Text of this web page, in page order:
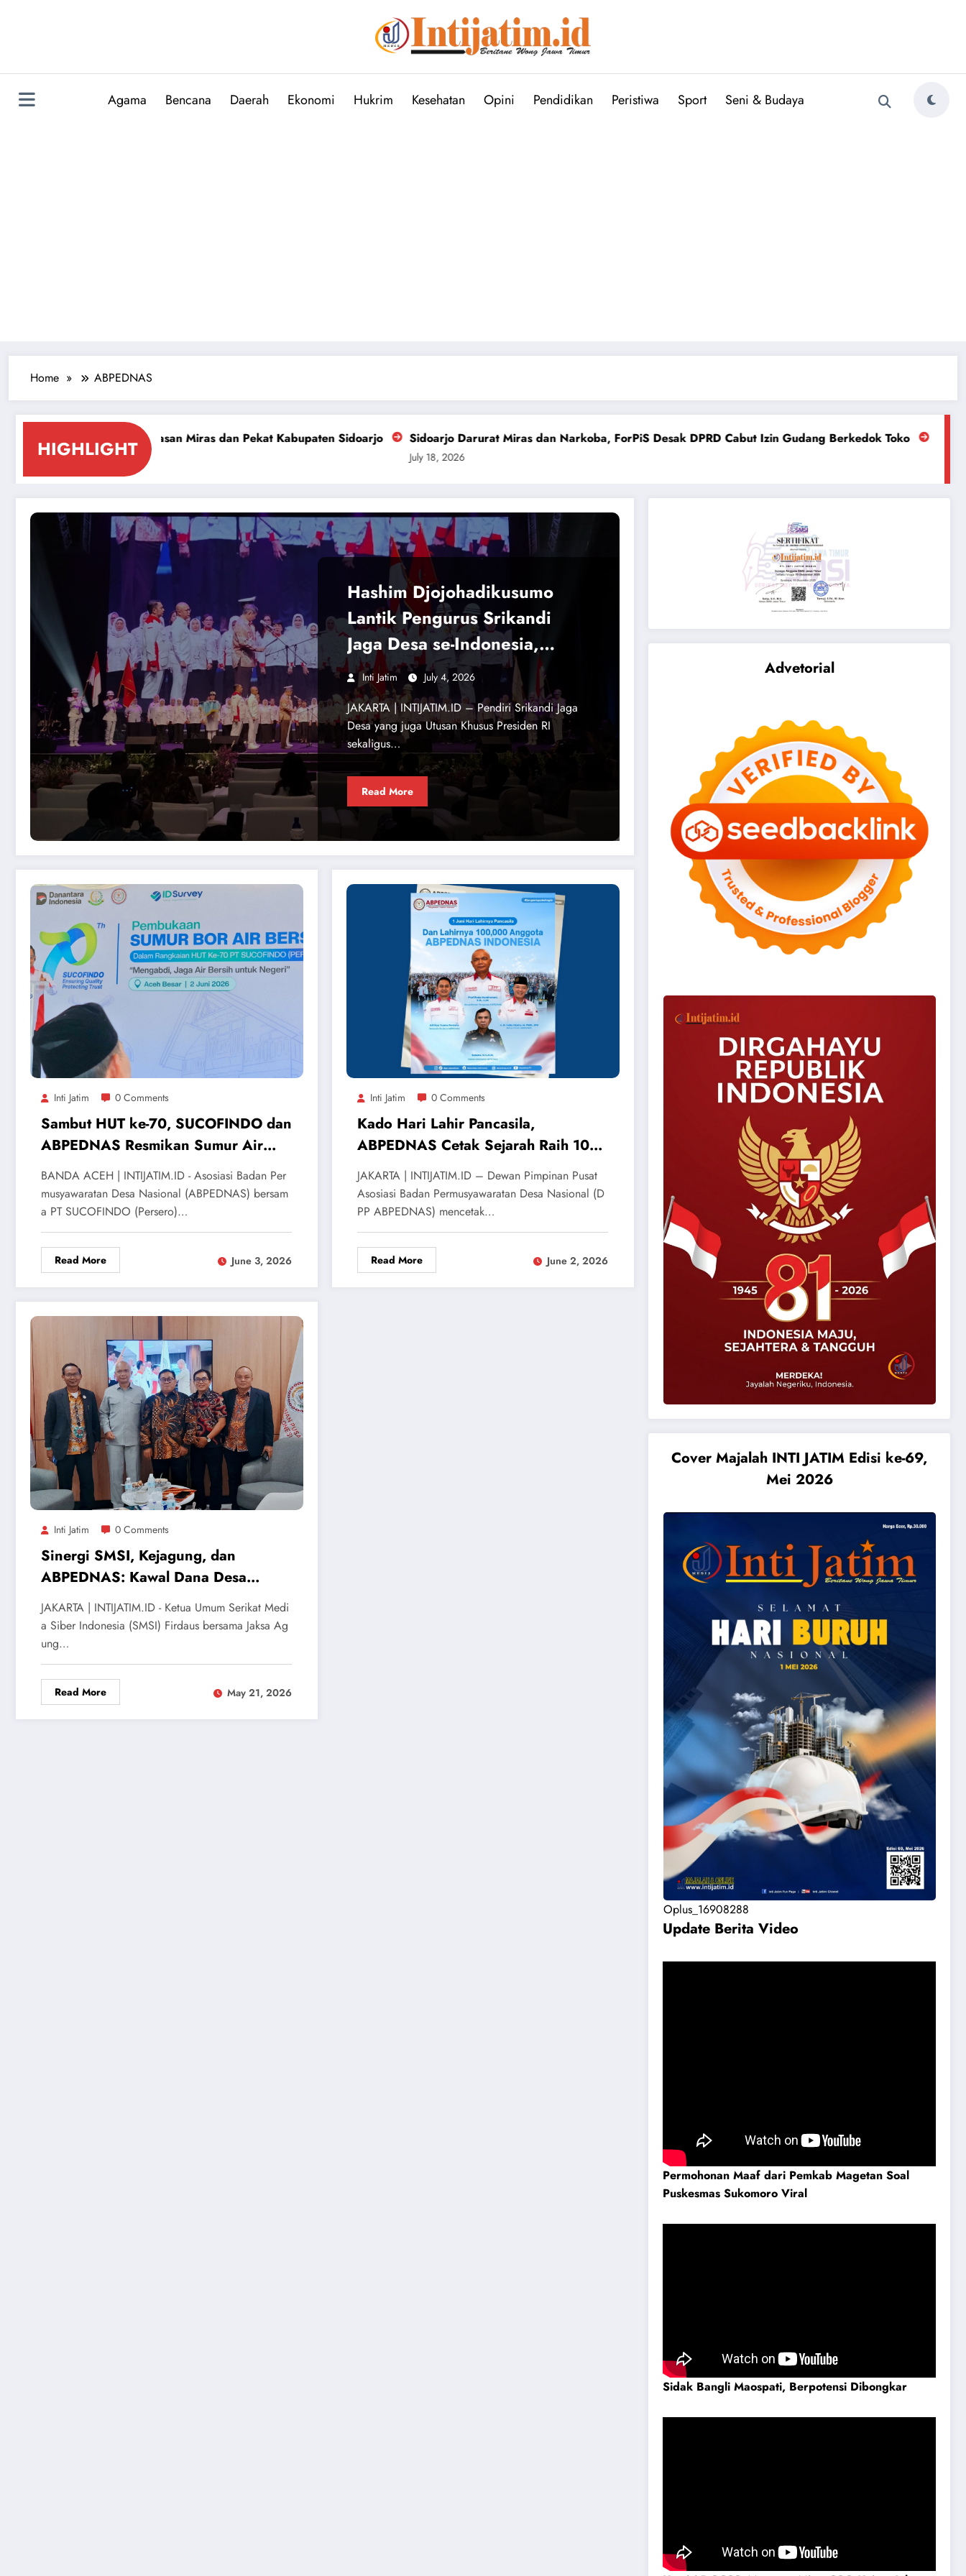
Agama Bencana Daerah Ekonomi Hukrim Kesehatan Opini Pendidikan Peristiwa Sport Seni & Budaya
Home ABPEDNAS
HIGHLIGHTMiras dan Pekat Kabupaten Sidoarjo Sidoarjo Darurat Miras dan Narkoba, ForPiS Desak DPRD Cabut Izin Gudang Berkedok Toko PW Ansor Jatim Desak
Hashim Djojohadikusumo
Lantik Pengurus Srikandi
Jaga Desa se-Indonesia,
ABPEDNAS dan SMSI Kerja
Sama Dukung Program Jaga
Desa
Inti Jatim July 4, 2026
JAKARTA | INTIJATIM.ID – Pendiri Srikandi Jaga
Desa yang juga Utusan Khusus Presiden RI
sekaligus…
Read More
Inti Jatim 0 Comments
Sambut HUT ke-70, SUCOFINDO dan
ABPEDNAS Resmikan Sumur Air
Bersih di Aceh Besar
BANDA ACEH | INTIJATIM.ID - Asosiasi Badan Per
musyawaratan Desa Nasional (ABPEDNAS) bersam
a PT SUCOFINDO (Persero)…
Read More June 3, 2026
Inti Jatim 0 Comments
Kado Hari Lahir Pancasila,
ABPEDNAS Cetak Sejarah Raih 100
Ribu Anggota
​JAKARTA | INTIJATIM.ID – Dewan Pimpinan Pusat
Asosiasi Badan Permusyawaratan Desa Nasional (D
PP ABPEDNAS) mencetak…
Read More June 2, 2026
Inti Jatim 0 Comments
Sinergi SMSI, Kejagung, dan
ABPEDNAS: Kawal Dana Desa
hingga Program MBG
JAKARTA | INTIJATIM.ID - Ketua Umum Serikat Medi
a Siber Indonesia (SMSI) Firdaus bersama Jaksa Ag
ung…
Read More May 21, 2026
Advetorial
Cover Majalah INTI JATIM Edisi ke-69,
Mei 2026
Oplus_16908288
Update Berita Video
Permohonan Maaf dari Pemkab Magetan Soal
Puskesmas Sukomoro Viral
Sidak Bangli Maospati, Berpotensi Dibongkar